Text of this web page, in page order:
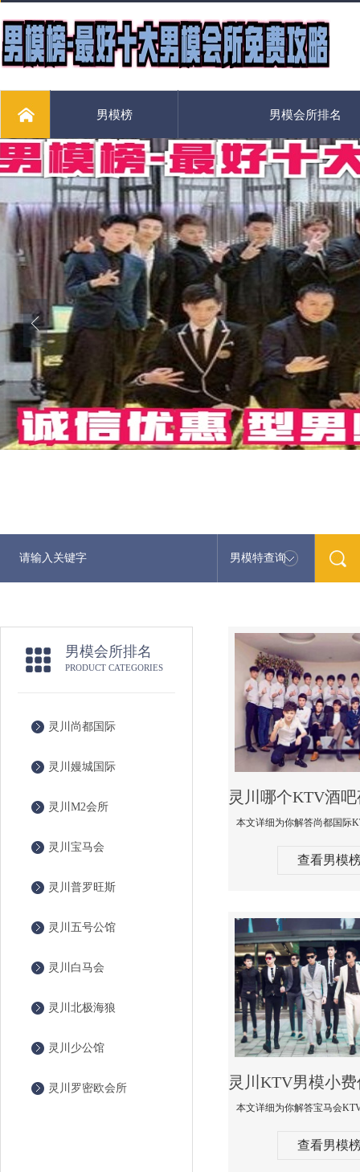
男模榜 男模会所排名
男模特查询
男模会所排名
PRODUCT CATEGORIES
灵川尚都国际
灵川嫚城国际
灵川M2会所
灵川宝马会
灵川普罗旺斯
灵川五号公馆
灵川白马会
灵川北极海狼
灵川少公馆
灵川罗密欧会所
查看男模
查看男模